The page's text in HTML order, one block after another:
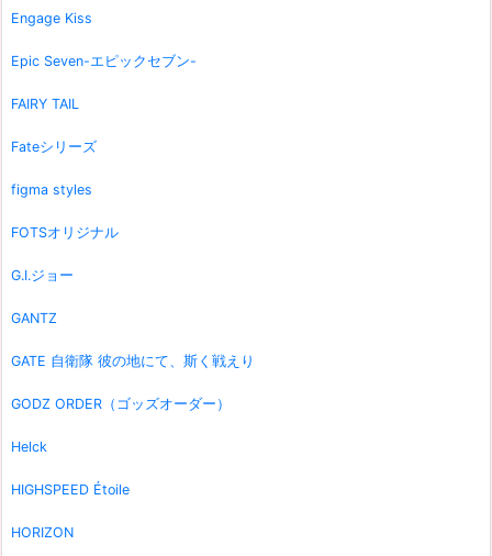
Engage Kiss
Epic Seven-エピックセブン-
FAIRY TAIL
Fateシリーズ
figma styles
FOTSオリジナル
G.I.ジョー
GANTZ
GATE 自衛隊 彼の地にて、斯く戦えり
GODZ ORDER（ゴッズオーダー）
Helck
HIGHSPEED Étoile
HORIZON